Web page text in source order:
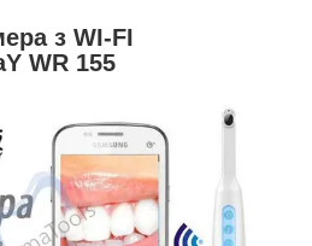
з WI-FI
WR 155